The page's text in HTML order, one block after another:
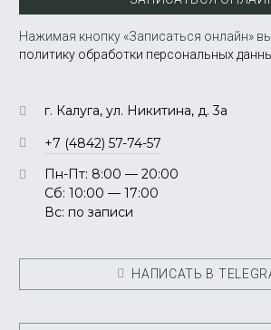
Нажимая кнопку «Записаться онлайн»
политику обработки персональных
г. Калуга, ул. Никитина, д. 3а
+7 (4842) 57-74-57
Пн-Пт: 8:00 — 20:00
Сб: 10:00 — 17:00
Вс: по записи
НАПИСАТЬ В